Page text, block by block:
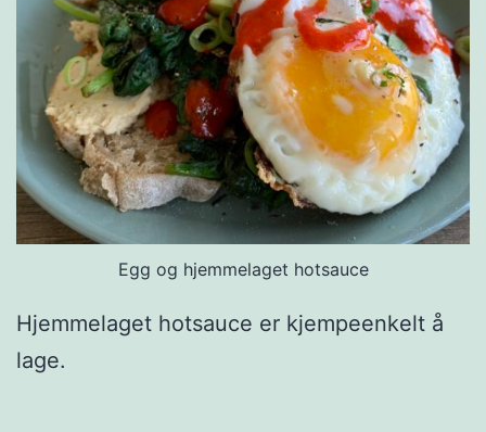
Egg og hjemmelaget hotsauce
Hjemmelaget hotsauce er kjempeenkelt å
lage.